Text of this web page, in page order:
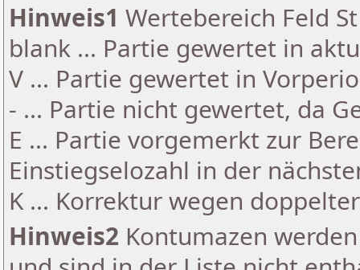
Hinweis1 Wertebereich Feld
blank ... Partie gewertet in
V ... Partie gewertet in
- ... Partie nicht gewertet, da
E ... Partie vorgemerkt zur
Einstiegselozahl in der
K ... Korrektur wegen
Hinweis2 Kontumazen